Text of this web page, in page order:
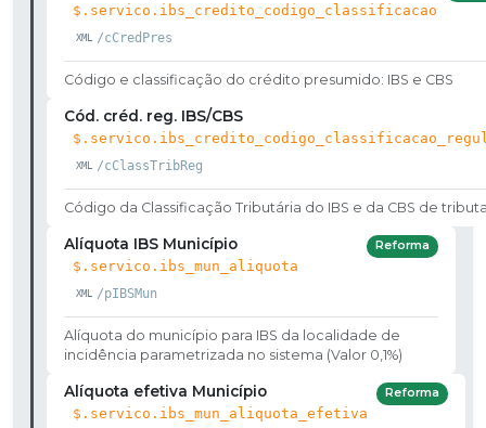
$.servico.ibs_credito_codigo_classificacao
/cCredPres
Código e classificação do crédito presumido: IBS e CBS
Cód. créd. reg. IBS/CBS
/cClassTribReg
Código da Classificação Tributária do IBS e da CBS de
Alíquota IBS Município
$.servico.ibs_mun_aliquota
/pIBSMun
Reforma
Alíquota do município para IBS da localidade de
incidência parametrizada no sistema (Valor 0,1%)
Alíquota efetiva Município
$.servico.ibs_mun_aliquota_efetiva
Reforma